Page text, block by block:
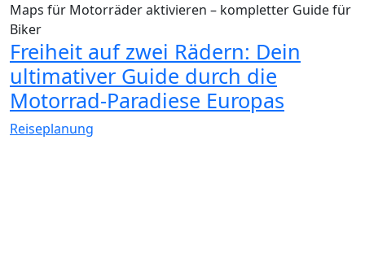
Maps für Motorräder aktivieren – kompletter Guide für
Biker
Freiheit auf zwei Rädern: Dein
ultimativer Guide durch die
Motorrad-Paradiese Europas
Reiseplanung